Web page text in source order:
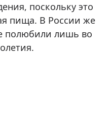
поскольку это
пища. В России же
полюбили лишь во